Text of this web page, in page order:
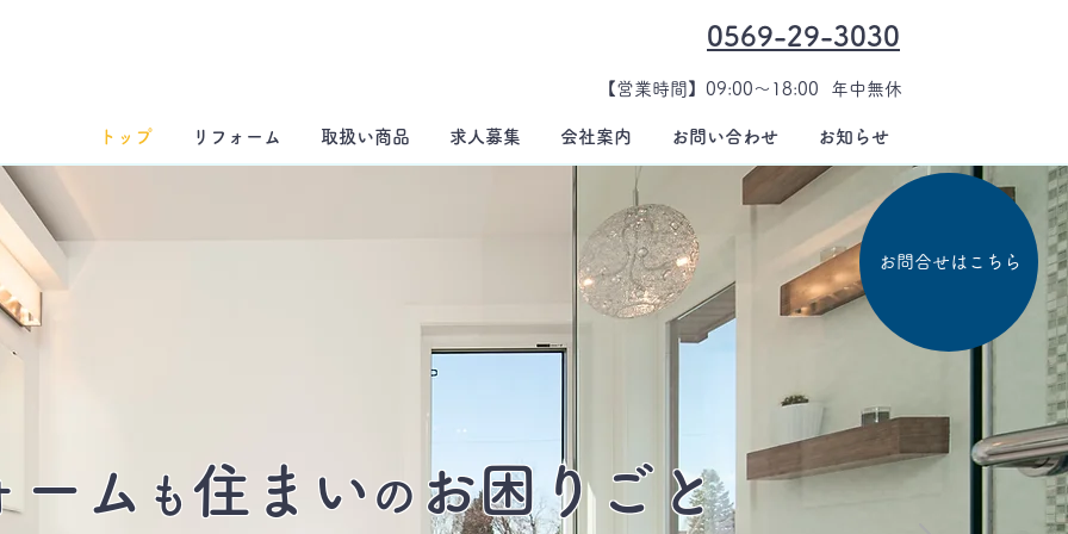
お問合せはこちら
0569-29-3030
【 営業時間】09:00～18:00 年中無休
トップ リフォーム 取扱い商品 求人募集 会社案内 お問い合わせ お知らせ
ーム も 住まい の お困りごと